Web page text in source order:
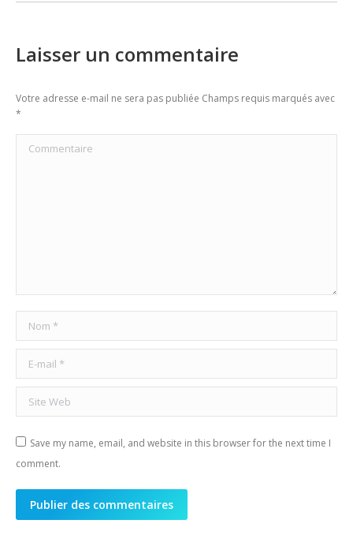
Laisser un commentaire
Votre adresse e-mail ne sera pas publiée Champs requis marqués avec
*
Commentaire
Nom *
E-mail *
Site Web
Save my name, email, and website in this browser for the next time I
comment.
Publier des commentaires